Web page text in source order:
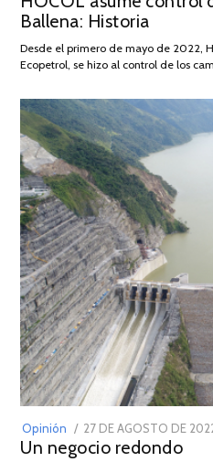
Ballena: Historia
Desde el primero de mayo de 2022,
Ecopetrol, se hizo al control de los
Opinión
POSTED
ON
27 DE AGOSTO DE
Un negocio redondo